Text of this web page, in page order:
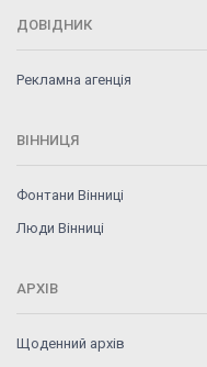
ДОВІДНИК
Рекламна агенція
ВІННИЦЯ
Фонтани Вінниці
Люди Вінниці
АРХІВ
Щоденний архів